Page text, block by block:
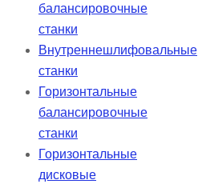
балансировочные
станки
Внутреннешлифовальные
станки
Горизонтальные
балансировочные
станки
Горизонтальные
дисковые